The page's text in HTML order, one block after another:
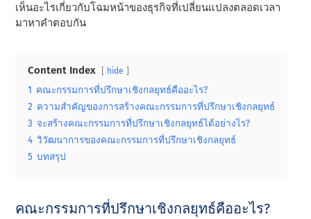
เห็นอะไรเกี่ยวกับโฉมหน้าของธุรกิจที่เปลี่ยนแปลงตลอดเวลา
มาหาคําตอบกัน
Content Index hide
1 คณะกรรมการที่ปรึกษาเชิงกลยุทธ์คืออะไร?
2 ความสําคัญของการสร้างคณะกรรมการที่ปรึกษาเชิงกลยุทธ์
3 จะสร้างคณะกรรมการที่ปรึกษาเชิงกลยุทธ์ได้อย่างไร?
4 วิวัฒนาการของคณะกรรมการที่ปรึกษาเชิงกลยุทธ์
5 บทสรุป
คณะกรรมการที่ปรึกษาเชิงกลยุทธ์คืออะไร?